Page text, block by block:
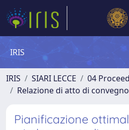
IRIS
IRIS SIARI LECCE
04
Relazione di atto di
Pianificazione